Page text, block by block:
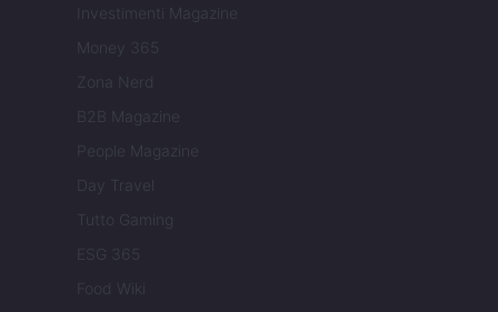
Investimenti Magazine
Money 365
Zona Nerd
B2B Magazine
People Magazine
Day Travel
Tutto Gaming
ESG 365
Food Wiki